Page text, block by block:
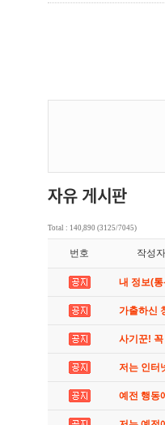
Total : 140,890 (3125/7045)
번호 작성자
내 정보(
가출하신
사기꾼!
저는 인터
예전 행동